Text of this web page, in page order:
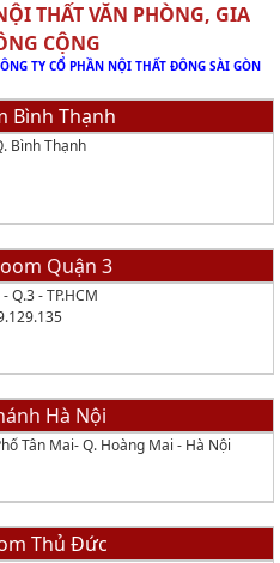
VĂN PHÒNG, GIA
CỘNG
PHẦN NỘI THẤT ĐÔNG SÀI GÒN
Bình Thạnh
Bình Thạnh
Quận 3
Q.3 - TP.HCM
Hà Nội
Tân Mai- Q. Hoàng Mai - Hà Nội
Thủ Đức